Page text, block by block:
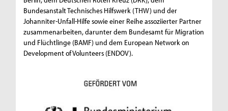
Bundesanstalt Technisches Hilfswerk (THW) und der
Johanniter-Unfall-Hilfe sowie einer Reihe assoziierter Partner
zusammenarbeiten, darunter dem Bundesamt für Migration
und Flüchtlinge (BAMF) und dem European Network on
Development of Volunteers (ENDOV).